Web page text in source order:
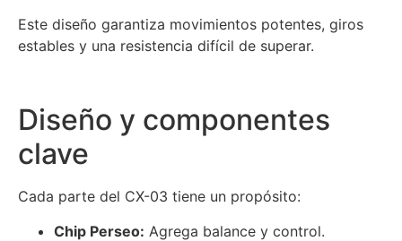
Este diseño garantiza movimientos potentes, giros
estables y una resistencia difícil de superar.
Diseño y componentes
clave
Cada parte del CX-03 tiene un propósito:
Chip Perseo: Agrega balance y control.